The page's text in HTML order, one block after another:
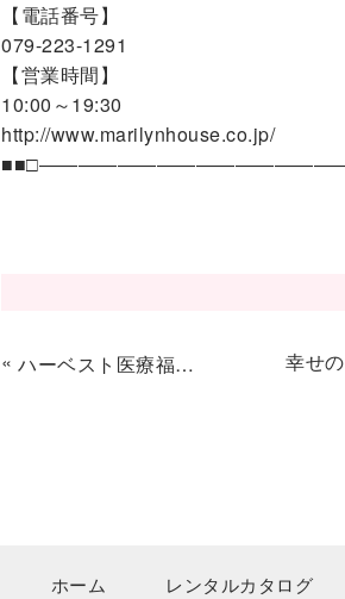
【電話番号】
079-223-1291
【営業時間】
10:00～19:30
http://www.marilynhouse.co.jp/
« ハーベスト医療福祉専門学校の学生さん♪卒業式袴レンタル♬ 幸せ
ホーム レンタルカタログ